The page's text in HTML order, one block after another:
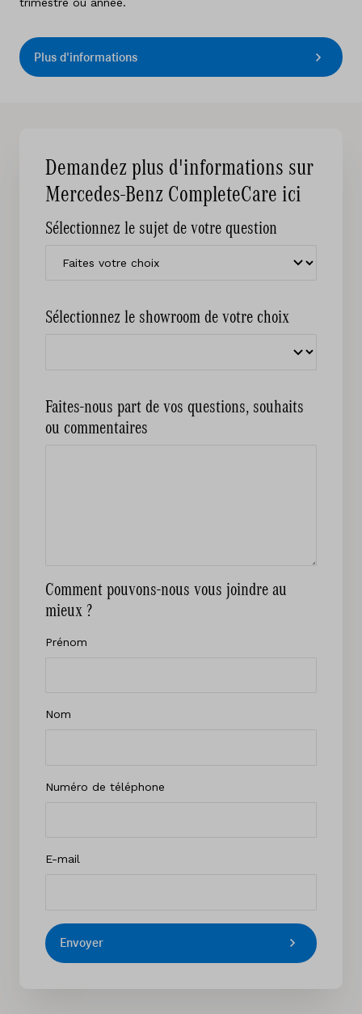
trimestre ou année.
Plus d'informations
Demandez plus d'informations sur
Mercedes-Benz CompleteCare ici
Sélectionnez le sujet de votre question
Sélectionnez le showroom de votre choix
Faites-nous part de vos questions, souhaits
ou commentaires
Comment pouvons-nous vous joindre au
mieux ?
Prénom
Nom
Numéro de téléphone
E-mail
Envoyer